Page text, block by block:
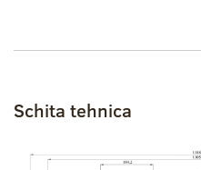
Schita tehnica